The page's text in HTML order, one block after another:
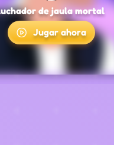
de jaula mortal
Jugar ahora